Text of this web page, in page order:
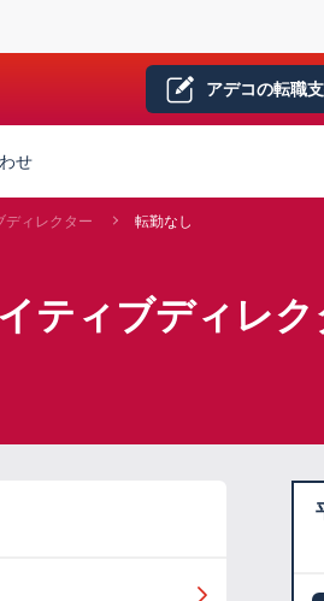
アデコの転職
せ
ディレクター 転勤なし
ティブディレク